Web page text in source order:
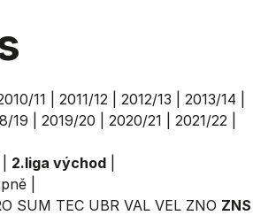
11 2011/12| 2012/13 2013/14
19 2019/20 2020/21 2021/22|
2.liga východ|
|
SUM TEC UBR VAL VEL ZNO ZNS